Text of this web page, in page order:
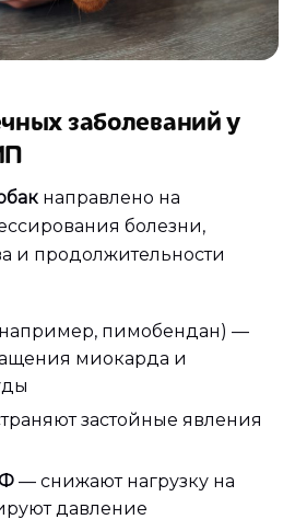
заболеваний у
направлено на
болезни,
и продолжительности
пимобендан) —
миокарда и
застойные явления
— снижают нагрузку на
давление